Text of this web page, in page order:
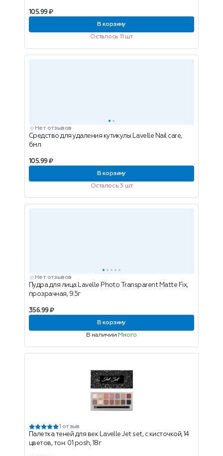
105.99 ₽
В корзину
Осталось 11 шт
Нет отзывов
Средство для удаления кутикулы Lavelle Nail care,
6мл
105.99 ₽
В корзину
Осталось 3 шт
Нет отзывов
Пудра для лица Lavelle Photo Transparent Matte Fix,
прозрачная, 9.5г
356.99 ₽
В корзину
В наличии Много
1 отзыв
Палетка теней для век Lavelle Jet set, с кисточкой, 14
цветов, тон: 01 posh, 18г